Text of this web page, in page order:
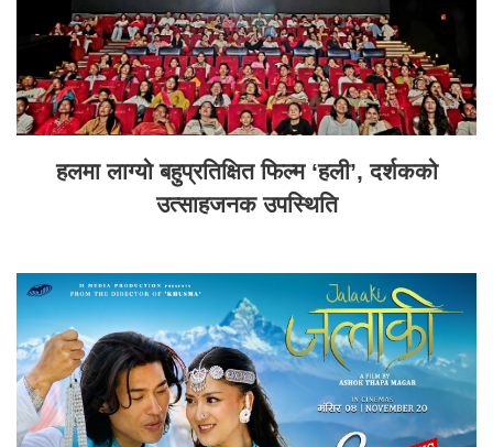
हलमा लाग्यो बहुप्रतिक्षित फिल्म ‘हली’, दर्शकको
उत्साहजनक उपस्थिति